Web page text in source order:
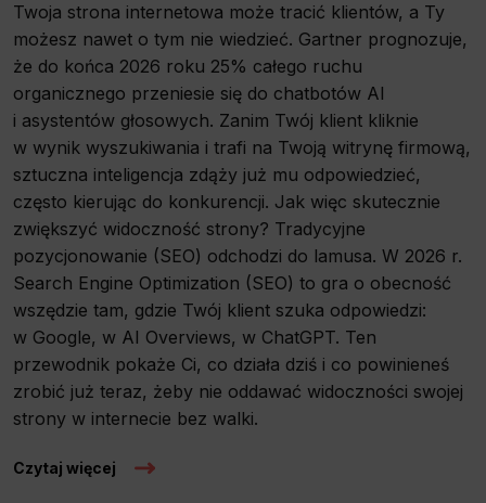
Twoja strona internetowa może tracić klientów, a Ty
możesz nawet o tym nie wiedzieć. Gartner prognozuje,
że do końca 2026 roku 25% całego ruchu
organicznego przeniesie się do chatbotów AI
i asystentów głosowych. Zanim Twój klient kliknie
w wynik wyszukiwania i trafi na Twoją witrynę firmową,
sztuczna inteligencja zdąży już mu odpowiedzieć,
często kierując do konkurencji. Jak więc skutecznie
zwiększyć widoczność strony? Tradycyjne
pozycjonowanie (SEO) odchodzi do lamusa. W 2026 r.
Search Engine Optimization (SEO) to gra o obecność
wszędzie tam, gdzie Twój klient szuka odpowiedzi:
w Google, w AI Overviews, w ChatGPT. Ten
przewodnik pokaże Ci, co działa dziś i co powinieneś
zrobić już teraz, żeby nie oddawać widoczności swojej
strony w internecie bez walki.
Czytaj więcej